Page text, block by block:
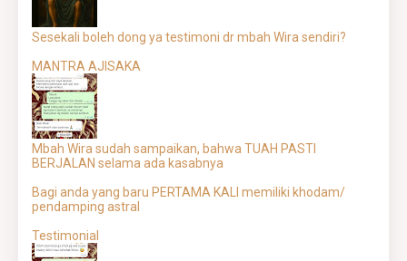
Sesekali boleh dong ya testimoni dr mbah Wira sendiri?
MANTRA AJISAKA
Mbah Wira sudah sampaikan, bahwa TUAH PASTI
BERJALAN selama ada kasabnya
Bagi anda yang baru PERTAMA KALI memiliki khodam/
pendamping astral
Testimonial